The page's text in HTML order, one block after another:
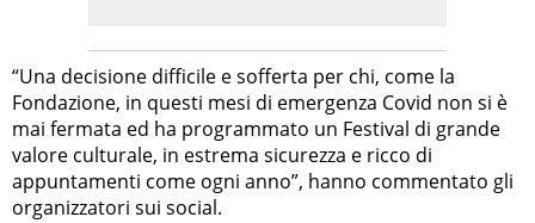
“Una decisione difficile e sofferta per chi, come la
Fondazione, in questi mesi di emergenza Covid non si è
mai fermata ed ha programmato un Festival di grande
valore culturale, in estrema sicurezza e ricco di
appuntamenti come ogni anno”, hanno commentato gli
organizzatori sui social.